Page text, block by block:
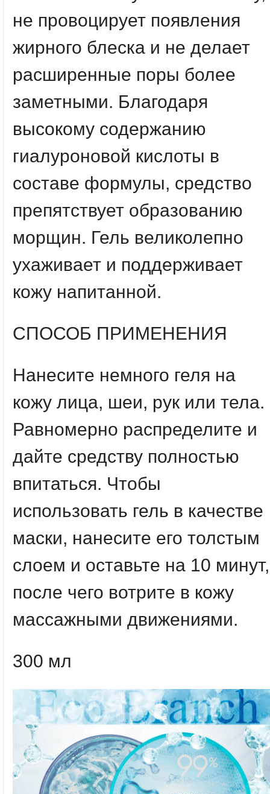
не провоцирует появления
жирного блеска и не делает
расширенные поры более
заметными. Благодаря
высокому содержанию
гиалуроновой кислоты в
составе формулы, средство
препятствует образованию
морщин. Гель великолепно
ухаживает и поддерживает
кожу напитанной.
СПОСОБ ПРИМЕНЕНИЯ
Нанесите немного геля на
кожу лица, шеи, рук или тела.
Равномерно распределите и
дайте средству полностью
впитаться. Чтобы
использовать гель в качестве
маски, нанесите его толстым
слоем и оставьте на 10 минут,
после чего вотрите в кожу
массажными движениями.
300 мл